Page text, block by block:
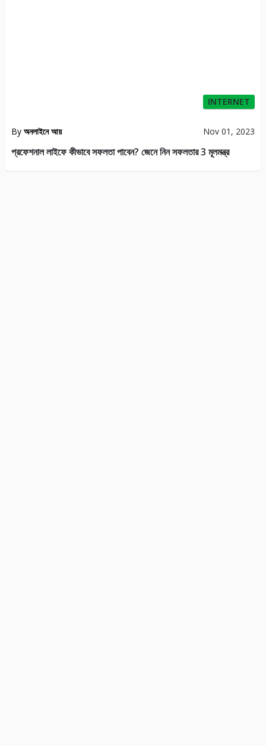
INTERNET
By অনলাইনে আয় Nov 01, 2023
প্রফেশনাল লাইফে কীভাবে সফলতা পাবেন? জেনে নিন সফলতার 3 মূলমন্ত্র